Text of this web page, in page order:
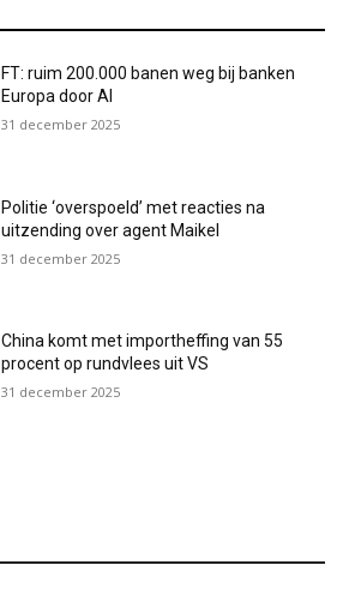
FT: ruim 200.000 banen weg bij banken
Europa door AI
31 december 2025
Politie ‘overspoeld’ met reacties na
uitzending over agent Maikel
31 december 2025
China komt met importheffing van 55
procent op rundvlees uit VS
31 december 2025